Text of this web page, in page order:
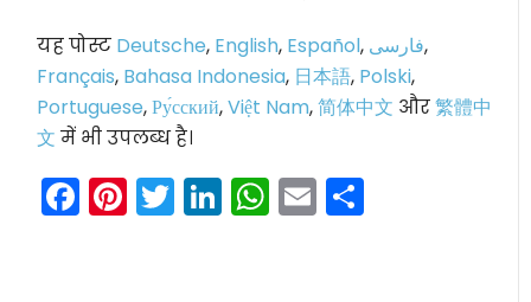
यह पोस्ट Deutsche, English, Español, فارسی,
Français, Bahasa Indonesia, 日本語, Polski,
Portuguese,Ру́сский,Việt Nam,简体中文 और繁體中
文 में भी उपलब्ध है।
Facebook
Pinterest
Twitter
LinkedIn
WhatsApp
Email